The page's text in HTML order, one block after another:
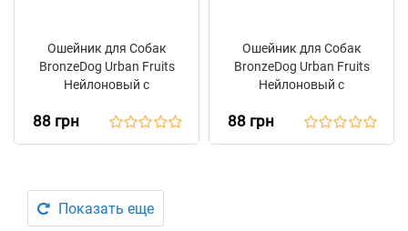
Ошейник для Собак
BronzeDog Urban Fruits
Нейлоновый с
Авокадо
88 грн
Ошейник для Собак
BronzeDog Urban Fruits
Нейлоновый с
Арбуз
88 грн
Показать еще